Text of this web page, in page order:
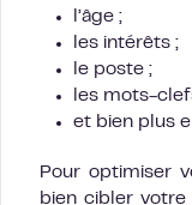
l’âge ;
les intérêts ;
le poste ;
les mots-
et bien plus
Pour optimiser
bien cibler votre